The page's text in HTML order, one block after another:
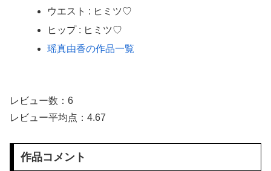
【画像】 さすがにデカすぎるコスプレイヤーｗｗｗｗｗｗｗｗｗ
まさか敗因が『早川の回跨ぎ』になるとは思わなかったな
ウエスト : ヒミツ♡
ヒップ : ヒミツ♡
瑶真由香の作品一覧
レビュー数：6
レビュー平均点：4.67
作品コメント